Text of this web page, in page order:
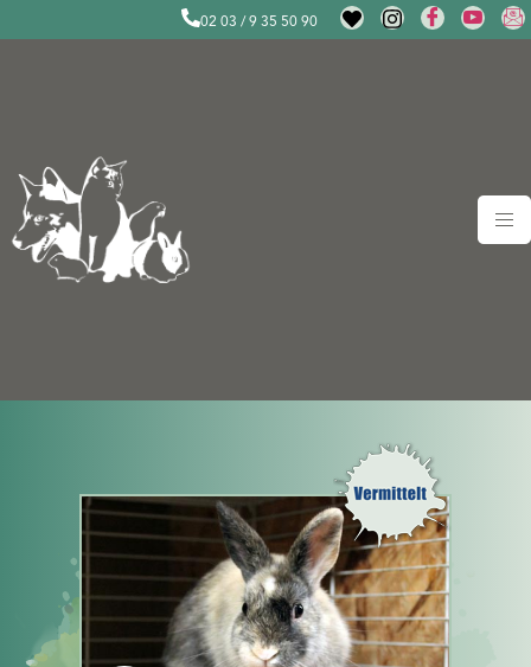
02 03 / 9 35 50 90